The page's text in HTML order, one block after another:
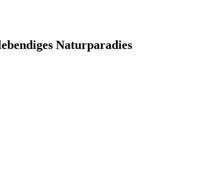
Naturparadies